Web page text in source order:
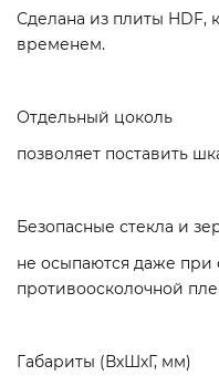
Сделана из плиты HDF,
временем.
Отдельный цоколь
позволяет поставить
Безопасные стекла и
не осыпаются даже при
противоосколочной
Габариты (ВхШхГ, мм)